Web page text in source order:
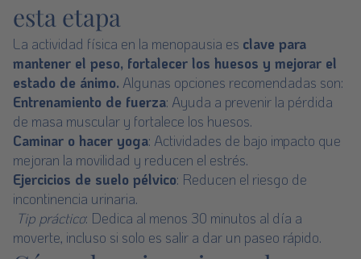
esta etapa
La actividad física en la menopausia es clave para
mantener el peso, fortalecer los huesos y mejorar el
estado de ánimo. Algunas opciones recomendadas son:
Entrenamiento de fuerza: Ayuda a prevenir la pérdida
de masa muscular y fortalece los huesos.
Caminar o hacer yoga: Actividades de bajo impacto que
mejoran la movilidad y reducen el estrés.
Ejercicios de suelo pélvico: Reducen el riesgo de
incontinencia urinaria.
Tip práctico: Dedica al menos 30 minutos al día a
moverte, incluso si solo es salir a dar un paseo rápido.